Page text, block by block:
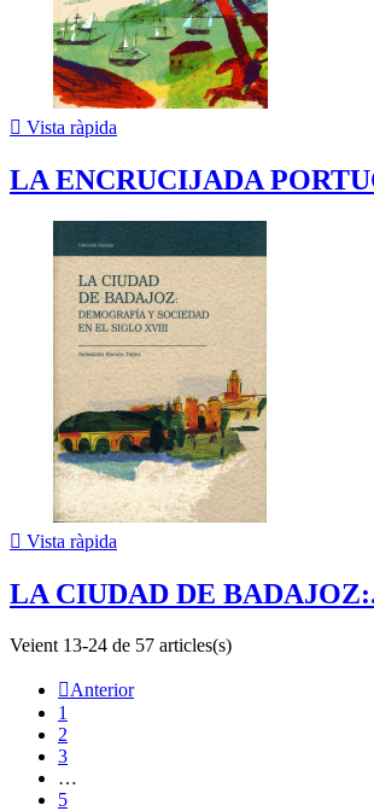
 Vista ràpida
LA ENCRUCIJADA
 Vista ràpida
LA CIUDAD DE
Veient 13-24 de 57 articles(s)
Anterior
1
2
3
…
5